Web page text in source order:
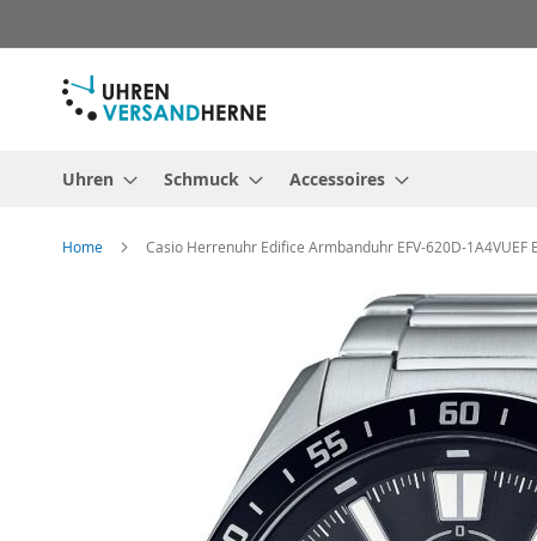
zum
Inhalt
Uhren
Schmuck Accessoires
Home Casio Herrenuhr Edifice Armbanduhr EFV-620D-1A4VUEF